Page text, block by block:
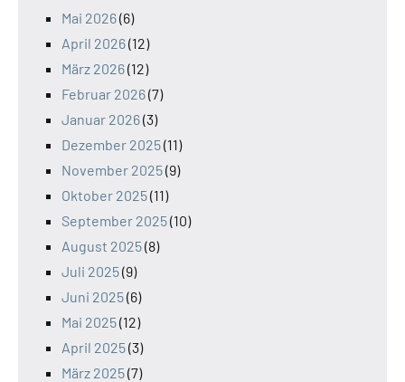
Mai 2026(6)
April 2026(12)
März 2026(12)
Februar 2026(7)
Januar 2026(3)
Dezember 2025(11)
November 2025(9)
Oktober 2025(11)
September 2025(10)
August 2025(8)
Juli 2025(9)
Juni 2025(6)
Mai 2025(12)
April 2025(3)
März 2025(7)